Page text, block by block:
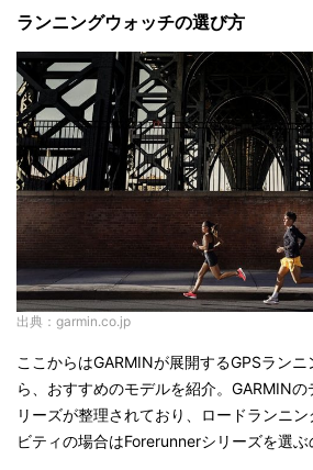
ランニングウォッチの選び方
出典：garmin.co.jp
ここからはGARMINが展開するGPSラン
ら、おすすめのモデルを紹介。GARMIN
リーズが整理されており、ロードランニ
ビティの場合はForerunnerシリーズを選ぶ